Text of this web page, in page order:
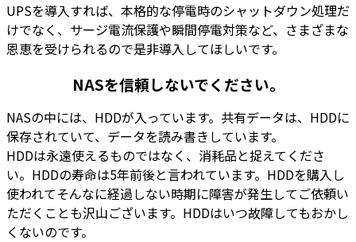
UPSを導入すれば、本格的な停電時のシャットダウン処理だ
けでなく、サージ電流保護や瞬間停電対策など、さまざまな
恩恵を受けられるので是非導入してほしいです。
NASを信頼しないでください。
NASの中には、HDDが入っています。共有データは、HDDに
保存されていて、データを読み書きしています。
HDDは永遠使えるものではなく、消耗品と捉えてくださ
い。HDDの寿命は5年前後と言われています。HDDを購入し
使われてそんなに経過しない時期に障害が発生してご依頼い
ただくことも沢山ございます。HDDはいつ故障してもおかし
くないのです。